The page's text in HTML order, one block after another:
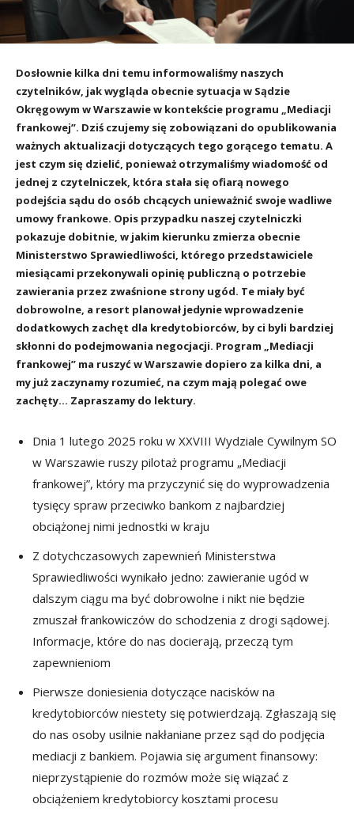
Dosłownie kilka dni temu informowaliśmy naszych
czytelników, jak wygląda obecnie sytuacja w Sądzie
Okręgowym w Warszawie w kontekście programu „Mediacji
frankowej”. Dziś czujemy się zobowiązani do opublikowania
ważnych aktualizacji dotyczących tego gorącego tematu. A
jest czym się dzielić, ponieważ otrzymaliśmy wiadomość od
jednej z czytelniczek, która stała się ofiarą nowego
podejścia sądu do osób chcących unieważnić swoje wadliwe
umowy frankowe. Opis przypadku naszej czytelniczki
pokazuje dobitnie, w jakim kierunku zmierza obecnie
Ministerstwo Sprawiedliwości, którego przedstawiciele
miesiącami przekonywali opinię publiczną o potrzebie
zawierania przez zwaśnione strony ugód. Te miały być
dobrowolne, a resort planował jedynie wprowadzenie
dodatkowych zachęt dla kredytobiorców, by ci byli bardziej
skłonni do podejmowania negocjacji. Program „Mediacji
frankowej” ma ruszyć w Warszawie dopiero za kilka dni, a
my już zaczynamy rozumieć, na czym mają polegać owe
zachęty… Zapraszamy do lektury.
Dnia 1 lutego 2025 roku w XXVIII Wydziale Cywilnym SO
w Warszawie ruszy pilotaż programu „Mediacji
frankowej”, który ma przyczynić się do wyprowadzenia
tysięcy spraw przeciwko bankom z najbardziej
obciążonej nimi jednostki w kraju
Z dotychczasowych zapewnień Ministerstwa
Sprawiedliwości wynikało jedno: zawieranie ugód w
dalszym ciągu ma być dobrowolne i nikt nie będzie
zmuszał frankowiczów do schodzenia z drogi sądowej.
Informacje, które do nas docierają, przeczą tym
zapewnieniom
Pierwsze doniesienia dotyczące nacisków na
kredytobiorców niestety się potwierdzają. Zgłaszają się
do nas osoby usilnie nakłaniane przez sąd do podjęcia
mediacji z bankiem. Pojawia się argument finansowy:
nieprzystąpienie do rozmów może się wiązać z
obciążeniem kredytobiorcy kosztami procesu